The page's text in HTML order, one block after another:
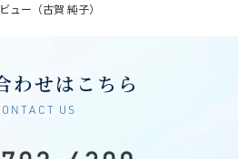
ュー（古賀 純子）
わせはこちら
US